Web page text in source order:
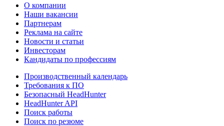
О компании
Наши вакансии
Партнерам
Реклама на сайте
Новости и статьи
Инвесторам
Кандидаты по профессиям
Производственный календарь
Требования к ПО
Безопасный HeadHunter
HeadHunter API
Поиск работы
Поиск по резюме